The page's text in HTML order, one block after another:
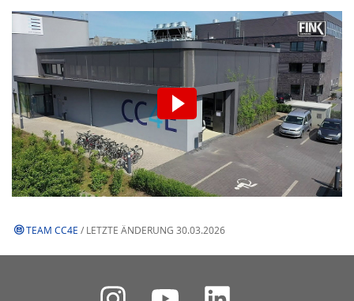
Wir möchten Sie darauf
hinweisen, dass nach der
Aktivierung Daten an den
jeweiligen Anbieter übermittelt
Video aktivieren.
TEAM CC4E / LETZTE ÄNDERUNG 30.03.2026